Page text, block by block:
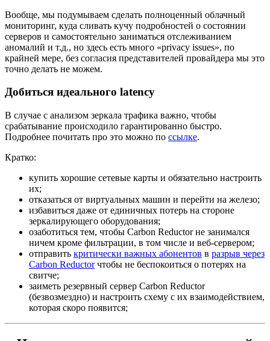
Вообще, мы подумываем сделать полноценный облачный
мониторинг, куда сливать кучу подробностей о состоянии
серверов и самостоятельно заниматься отслеживанием
аномалий и т.д., но здесь есть много «privacy issues», по
крайней мере, без согласия представителей провайдера мы это
точно делать не можем.
Добиться идеального latency
В случае с анализом зеркала трафика важно, чтобы
срабатывание происходило гарантированно быстро.
Подробнее почитать про это можно по ссылке.
Кратко:
купить хорошие сетевые карты и обязательно настроить
их;
отказаться от виртуальных машин и перейти на железо;
избавиться даже от единичных потерь на стороне
зеркалирующего оборудования;
озаботиться тем, чтобы Carbon Reductor не занимался
ничем кроме фильтрации, в том числе и веб-сервером;
отправить критически важных абонентов в разрыв через
Carbon Reductorчтобы не беспокоиться о потерях на
свитче;
заиметь резервный сервер Carbon Reductor
(безвозмездно) и настроить схему с их взаимодействием,
которая скоро появится;